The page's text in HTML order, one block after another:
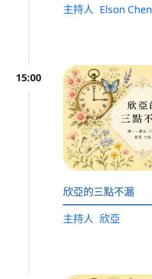
主持人 Elson Chen
15:00
欣亞的三點不漏
主持人 欣亞